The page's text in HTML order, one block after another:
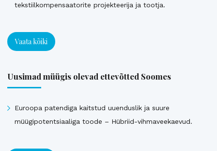
tekstiilkompensaatorite projekteerija ja tootja.
Vaata kõiki
Uusimad müügis olevad ettevõtted Soomes
Euroopa patendiga kaitstud uuenduslik ja suure
müügipotentsiaaliga toode – Hübriid-vihmaveekaevud.